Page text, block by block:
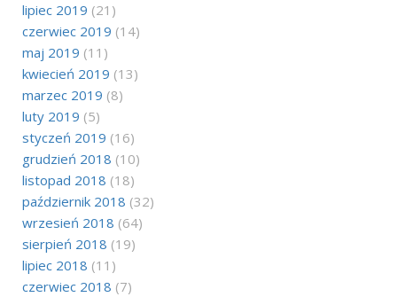
lipiec 2019 (21)
czerwiec 2019 (14)
maj 2019 (11)
kwiecień 2019 (13)
marzec 2019 (8)
luty 2019 (5)
styczeń 2019 (16)
grudzień 2018 (10)
listopad 2018 (18)
październik 2018 (32)
wrzesień 2018 (64)
sierpień 2018 (19)
lipiec 2018 (11)
czerwiec 2018 (7)